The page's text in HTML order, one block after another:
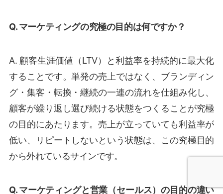
Q. マーケティングの究極の目的は何ですか？
A. 顧客生涯価値（LTV）と利益率を持続的に最大化
することです。単発の売上ではなく、ブランディン
グ・集客・転換・継続の一連の流れを仕組み化し、
顧客が繰り返し選び続ける状態をつくることが究極
の目的にあたります。売上が立っていても利益率が
低い、リピートしないという状態は、この究極目的
から外れているサインです。
Q. マーケティングと営業（セールス）の目的の違い